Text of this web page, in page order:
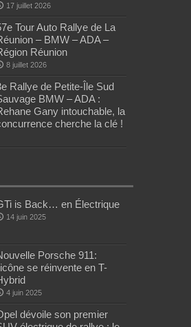
17 juillet 2026
Tour Auto Rallye de La
– BMW – ADA –
Réunion
8 juillet 2026
Rallye de Petite-Île Sud
BMW – ADA :
Gany intouchable, la
cherche la clé !
is Back… en Électrique
14 juin 2025
Porsche 911:
se réinvente en T-
4 juin 2025
dévoile son premier